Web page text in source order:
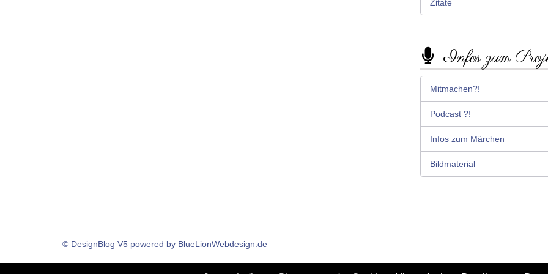
Zitate
Infos zum
Mitmachen?!
Podcast ?!
Infos zum Märchen
Bildmaterial
© DesignBlog V5 powered by BlueLionWebdesign.de